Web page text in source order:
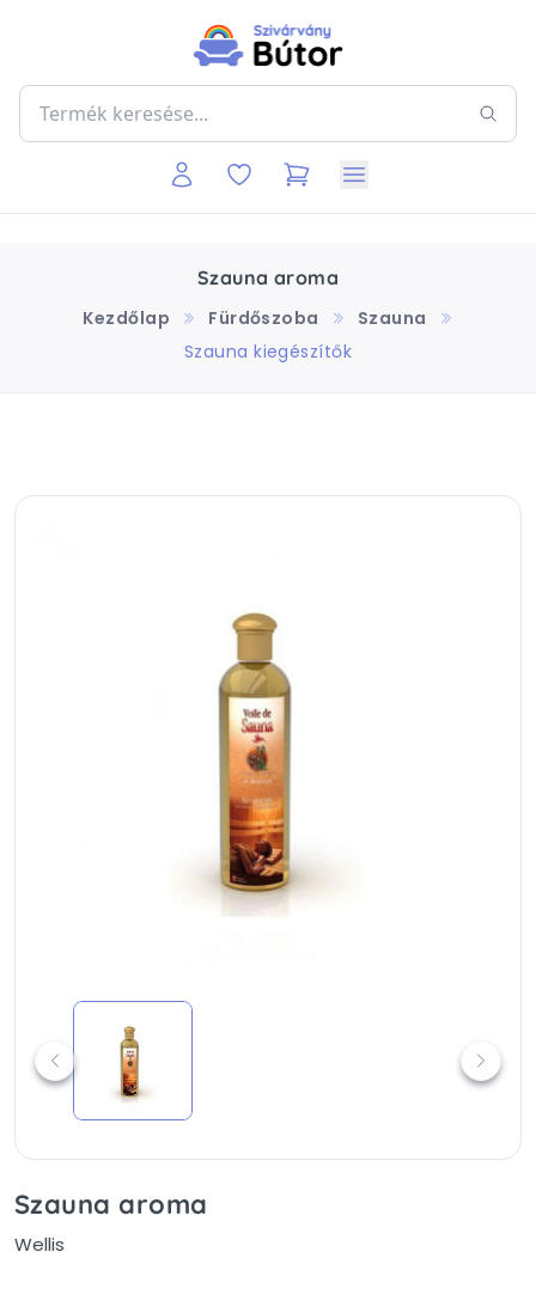
Szauna aroma
Kezdőlap
Fürdőszoba
Szauna
Szauna kiegészítők
Szauna aroma
Wellis